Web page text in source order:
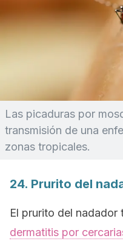
Las picaduras por
transmisión de una
zonas tropicales.
24. Prurito del
El prurito del nadador
dermatitis por